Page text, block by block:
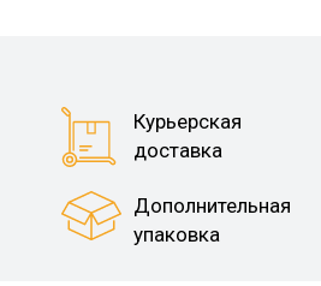
Курьерская
доставка
Дополнительная
упаковка